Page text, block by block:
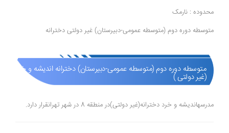
محدوده : نارمک
متوسطه دوره دوم (متوسطه عمومی-دبیرستان) غیر دولتی دخترانه
متوسطه دوره دوم (متوسطه عمومی-دبیرستان) دخترانه اندیشه و خرد
(غیر دولتی )
مدرسهاندیشه و خرد دخترانه(غیر دولتی)در منطقه 8 در شهر تهرانقرار دارد.